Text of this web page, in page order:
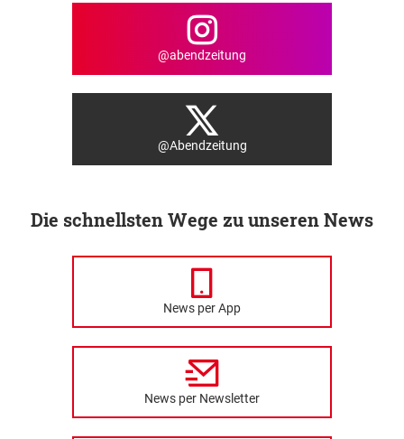
@abendzeitung
@Abendzeitung
Die schnellsten Wege zu unseren News
News per App
News per Newsletter